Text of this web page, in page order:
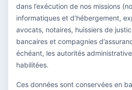
dans l’exécution de nos missions
informatiques et d’hébergement,
avocats, notaires, huissiers de
bancaires et compagnies
échéant, les autorités
habilitées.
Ces données sont conservées en